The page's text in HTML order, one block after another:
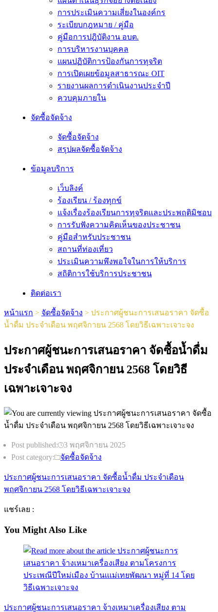
การประเมินความเสี่ยงในองค์กร
ระเบียบกฎหมาย / คู่มือ
คู่มือการปฎิบัติงาน อบต.
การบริหารงานบุคคล
แผนปฏิบัติการป้องกันการทุจริต
การเปิดเผยข้อมูลสาธารณะ OIT
รายงานผลการดำเนินงานประจำปี
ควบคุมภายใน
จัดซื้อจัดจ้าง
จัดซื้อจัดจ้าง
สรุปผลจัดซื้อจัดจ้าง
ข้อมูลบริการ
เว็บลิงค์
ร้องเรียน / ร้องทุกข์
แจ้งเรื่องร้องเรียนการทุจริตและประพฤติมิชอบ
การรับฟังความคิดเห็นของประชาชน
คู่มือสำหรับประชาชน
สถานที่ท่องเที่ยว
ประเมินความพึงพอใจในการให้บริการ
สถิติการใช้บริการประชาชน
ติดต่อเรา
หน้าแรก > จัดซื้อจัดจ้าง > ประกาศผู้ชนะการเสนอราคา จัดซื้อ
น้ำดื่ม ประจำเดือน พฤศจิกายน 2568 โดยวิธีเฉพาะเจาะจง
ประกาศผู้ชนะการเสนอราคา จัดซื้อน้ำดื่ม
ประจำเดือน พฤศจิกายน 2568 โดยวิธี
เฉพาะเจาะจง
Post published:
3 พฤศจิกายน 2025
Post category:
จัดซื้อจัดจ้าง
ประกาศผู้ชนะการเสนอราคา จัดซื้อน้ำดื่ม ประจำเดือน
พฤศจิกายน 2568 โดยวิธีเฉพาะเจาะจง
แชร์เลย :
You Might Also Like
ประกาศผู้ชนะการเสนอราคา จ้างเหมาเครื่องเสียง ตาม